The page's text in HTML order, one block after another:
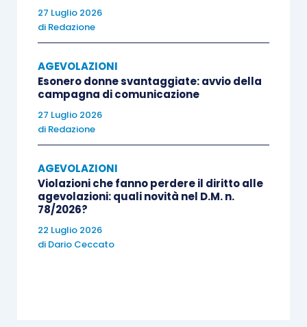
tematiche (allegato 1);
i criteri di valutazione e punteggi
per la determinazione della graduatoria di
accesso alla fase istruttoria (allegato 2);
le tariffe orarie regionali da utilizzare per
la determinazione e la rendicontazione
l’elenco degli oneri informativi previsti dal
D.M. 4 settembre 2025 e dal Decreto
Direttoriale in oggetto (allegato 4).
27 Luglio 2026
di Redazione
AGEVOLAZIONI
Esonero donne svantaggiate: avvio della
campagna di comunicazione
27 Luglio 2026
di Redazione
AGEVOLAZIONI
Violazioni che fanno perdere il diritto alle
agevolazioni: quali novità nel D.M. n.
78/2026?
22 Luglio 2026
di Dario Ceccato